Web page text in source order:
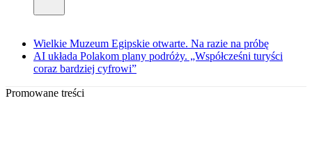
Wielkie Muzeum Egipskie otwarte. Na razie na próbę
AI układa Polakom plany podróży. „Współcześni turyści
coraz bardziej cyfrowi”
Promowane treści